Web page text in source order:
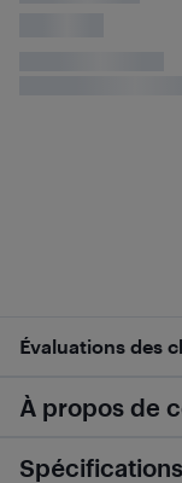
Évaluations des
À propos de
Spécifications